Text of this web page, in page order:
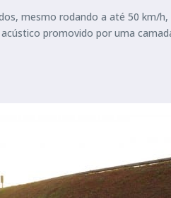
mesmo rodando a até 50 km/
promovido por uma